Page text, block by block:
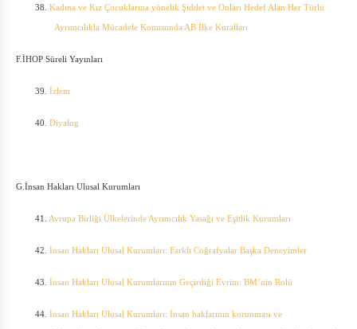
38. Kadına ve Kız Çocuklarına yönelik Şiddet ve Onları Hedef Alan Her Türlü
Ayrımcılıkla Mücadele Konusunda AB İlke Kuralları
F.İHOP Süreli Yayınları
39. İzlem
40. Diyalog
G.İnsan Hakları Ulusal Kurumları
41. Avrupa Birliği Ülkelerinde Ayrımcılık Yasağı ve Eşitlik Kurumları
42. İnsan Hakları Ulusal Kurumları: Farklı Coğrafyalar Başka Deneyimler
43. İnsan Hakları Ulusal Kurumlarının Geçirdiği Evrim: BM’nin Rolü
44. İnsan Hakları Ulusal Kurumları: İnsan haklarının korunması ve